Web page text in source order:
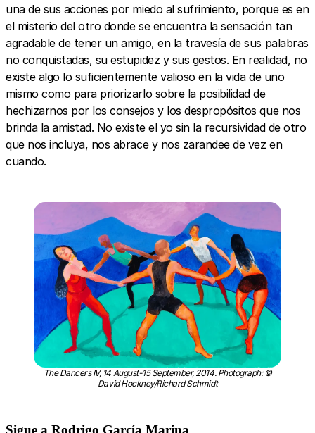
una de sus acciones por miedo al sufrimiento, porque es en
el misterio del otro donde se encuentra la sensación tan
agradable de tener un amigo, en la travesía de sus palabras
no conquistadas, su estupidez y sus gestos. En realidad, no
existe algo lo suficientemente valioso en la vida de uno
mismo como para priorizarlo sobre la posibilidad de
hechizarnos por los consejos y los despropósitos que nos
brinda la amistad. No existe el yo sin la recursividad de otro
que nos incluya, nos abrace y nos zarandee de vez en
cuando.
The Dancers IV, 14 August-15 September, 2014. Photograph: ©
David Hockney/Richard Schmidt